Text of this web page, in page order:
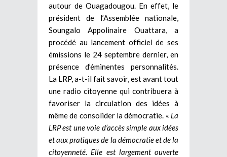
autour de Ouagadougou. En effet, le
président de l’Assemblée nationale,
Soungalo Appolinaire Ouattara, a
procédé au lancement officiel de ses
émissions le 24 septembre dernier, en
présence d’éminentes personnalités.
La LRP, a-t-il fait savoir, est avant tout
une radio citoyenne qui contribuera à
favoriser la circulation des idées à
même de consolider la démocratie. « La
LRP est une voie d’accès simple aux idées
et aux pratiques de la démocratie et de la
citoyenneté. Elle est largement ouverte